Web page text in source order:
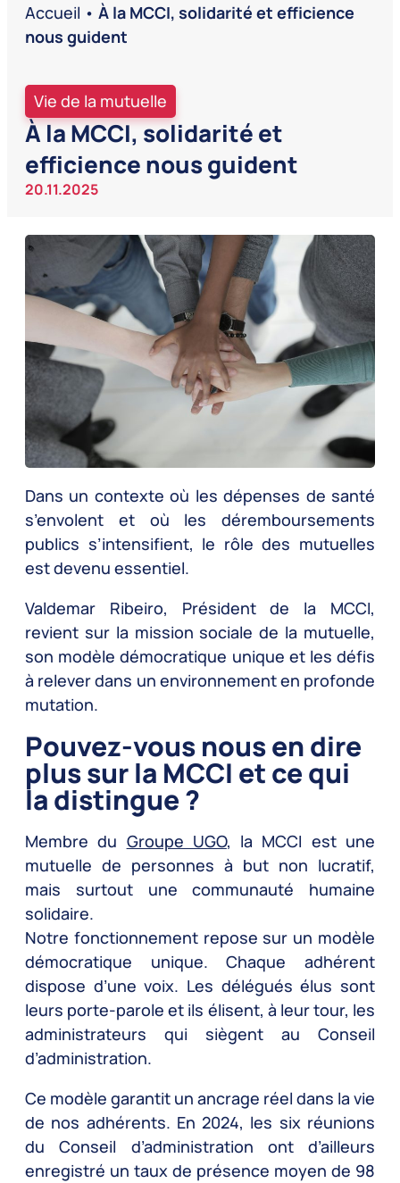
Accueil • À la MCCI, solidarité et efficience
nous guident
Vie de la mutuelle
À la MCCI, solidarité et
efficience nous guident
20.11.2025
Dans un contexte où les dépenses de santé
s’envolent et où les déremboursements
publics s’intensifient, le rôle des mutuelles
est devenu essentiel.
Valdemar Ribeiro, Président de la MCCI,
revient sur la mission sociale de la mutuelle,
son modèle démocratique unique et les défis
à relever dans un environnement en profonde
mutation.
Pouvez-vous nous en dire
plus sur la MCCI et ce qui
la distingue ?
Membre du Groupe UGO, la MCCI est une
mutuelle de personnes à but non lucratif,
mais surtout une communauté humaine
solidaire.
Notre fonctionnement repose sur un modèle
démocratique unique. Chaque adhérent
dispose d’une voix. Les délégués élus sont
leurs porte-parole et ils élisent, à leur tour, les
administrateurs qui siègent au Conseil
d’administration.
Ce modèle garantit un ancrage réel dans la vie
de nos adhérents. En 2024, les six réunions
du Conseil d’administration ont d’ailleurs
enregistré un taux de présence moyen de 98